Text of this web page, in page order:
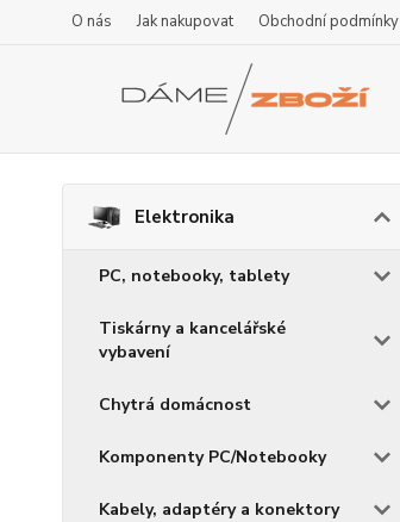
O nás Jak nakupovat Obchodní podmínky
Elektronika
PC, notebooky, tablety
Tiskárny a kancelářské
vybavení
Chytrá domácnost
Komponenty PC/Notebooky
Kabely, adaptéry a konektory